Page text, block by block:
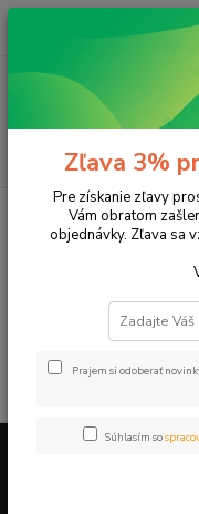
Tonery a náplne do
DeskJet D1311
DeskJet
V tejto kategórii nebol
Firemné údaje a
Zľava 3%
Pre získanie zľavy
Vám obratom
objednávky. Zľava sa
Prajem si odoberať
Súhlasím so